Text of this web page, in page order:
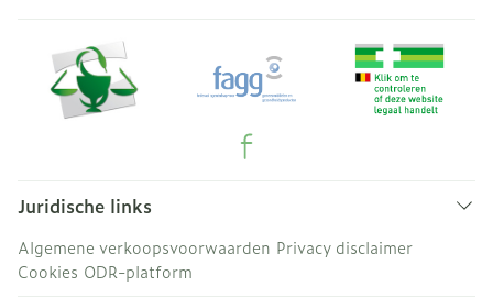
Juridische links
Algemene verkoopsvoorwaarden Privacy disclaimer
Cookies ODR-platform